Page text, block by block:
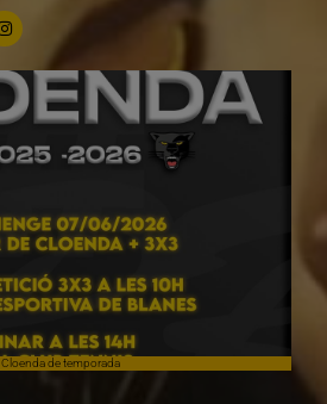
Cloenda de temporada